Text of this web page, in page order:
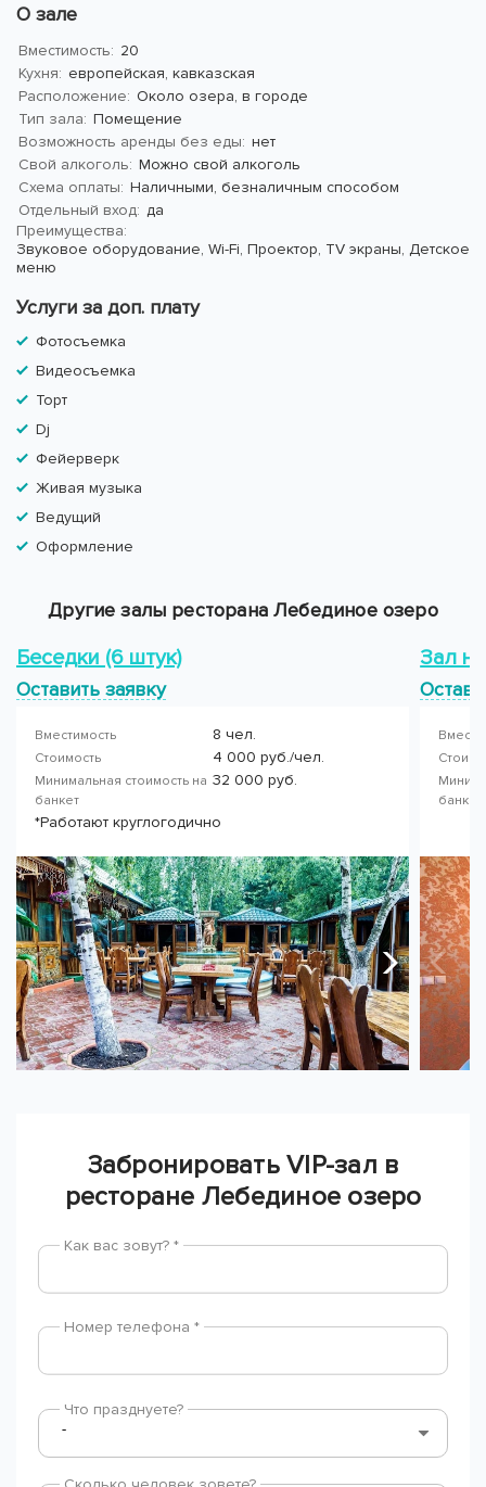
О зале
Вместимость: 20
Кухня: европейская, кавказская
Расположение: Около озера, в городе
Тип зала: Помещение
Возможность аренды без еды: нет
Свой алкоголь: Можно свой алкоголь
Схема оплаты: Наличными, безналичным способом
Отдельный вход: да
Преимущества:
Звуковое оборудование, Wi-Fi, Проектор, TV экраны, Детское
меню
Услуги за доп. плату
Фотосъемка
Видеосъемка
Торт
Dj
Фейерверк
Живая музыка
Ведущий
Оформление
Другие залы ресторана Лебединое озеро
Беседки (6 штук)
Оставить заявку
Вместимость 8 чел.
Стоимость 4 000 руб./чел.
Минимальная стоимость на
банкет
32 000 руб.
*Работают круглогодично
Зал
Забронировать VIP-зал в
ресторане Лебединое озеро
Как вас зовут? *
Номер телефона *
Что празднуете?